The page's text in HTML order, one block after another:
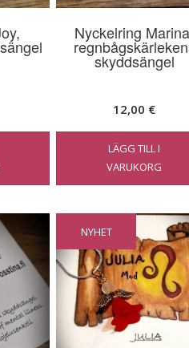
Nyckelring
skyddsängel
12,00 €
LÄGG TILL I
VARUKORG
NYHET